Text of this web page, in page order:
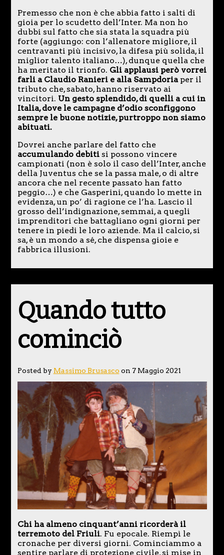
Premesso che non è che abbia fatto i salti di
gioia per lo scudetto dell’Inter. Ma non ho
dubbi sul fatto che sia stata la squadra più
forte (aggiungo: con l’allenatore migliore, il
centravanti più incisivo, la difesa più solida, il
miglior talento italiano…), dunque quella che
ha meritato il trionfo. Gli applausi però vorrei
farli a Claudio Ranieri e alla Sampdoria per il
tributo che, sabato, hanno riservato ai
vincitori. Un gesto splendido, di quelli a cui in
Italia, dove le campagne d’odio sconfiggono
sempre le buone notizie, purtroppo non siamo
abituati.
Dovrei anche parlare del fatto che
accumulando debitisi possono vincere
campionati (non è solo il caso dell’Inter, anche
della Juventus che se la passa male, o di altre
ancora che nel recente passato han fatto
peggio…) e che Gasperini, quando lo mette in
evidenza, un po’ di ragione ce l’ha. Lascio il
grosso dell’indignazione, semmai, a quegli
imprenditori che battagliano ogni giorni per
tenere in piedi le loro aziende. Ma il calcio, si
sa, è un mondo a sé, che dispensa gioie e
fabbrica illusioni.
Quando tutto
cominciò
Posted by Massimo Brusasco on 7 Maggio 2021
Chi ha almeno cinquant’anni ricorderà il
terremoto del Friuli. Fu epocale. Riempì le
cronache per diversi giorni. Cominciammo a
sentire parlare di protezione civile, si mise in